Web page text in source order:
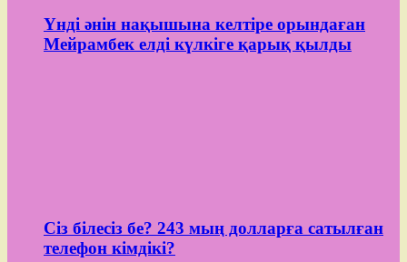
Үнді әнін нақышына келтіре орындаған
Мейрамбек елді күлкіге қарық қылды
Сіз білесіз бе? 243 мың долларға сатылған
телефон кімдікі?